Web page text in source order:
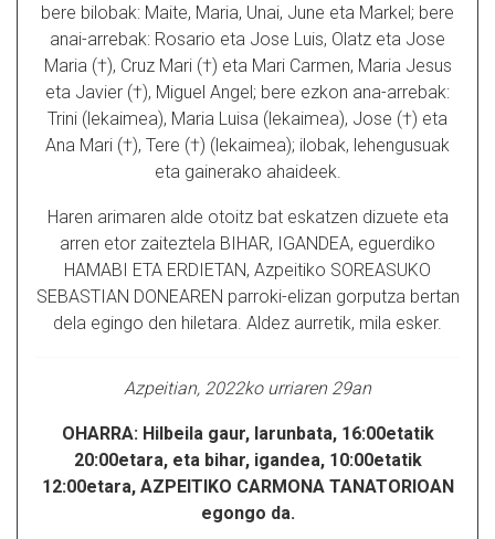
bere bilobak: Maite, Maria, Unai, June eta Markel; bere
anai-arrebak: Rosario eta Jose Luis, Olatz eta Jose
Maria (†), Cruz Mari (†) eta Mari Carmen, Maria Jesus
eta Javier (†), Miguel Angel; bere ezkon ana-arrebak:
Trini (lekaimea), Maria Luisa (lekaimea), Jose (†) eta
Ana Mari (†), Tere (†) (lekaimea); ilobak, lehengusuak
eta gainerako ahaideek.
Haren arimaren alde otoitz bat eskatzen dizuete eta
arren etor zaiteztela BIHAR, IGANDEA, eguerdiko
HAMABI ETA ERDIETAN, Azpeitiko SOREASUKO
SEBASTIAN DONEAREN parroki-elizan gorputza bertan
dela egingo den hiletara. Aldez aurretik, mila esker.
Azpeitian, 2022ko urriaren 29an
OHARRA: Hilbeila gaur, larunbata, 16:00etatik
20:00etara, eta bihar, igandea, 10:00etatik
12:00etara, AZPEITIKO CARMONA TANATORIOAN
egongo da.